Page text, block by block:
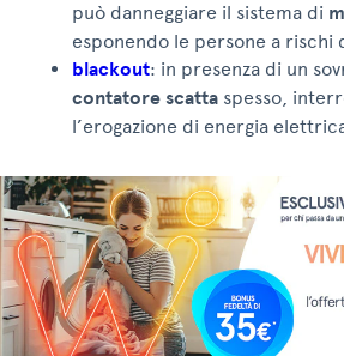
può danneggiare il sistema di
esponendo le persone a rischi
blackout: in presenza di un
contatore scatta spesso,
l’erogazione di energia